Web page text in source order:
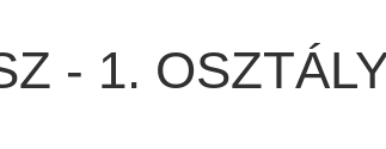
- 1.